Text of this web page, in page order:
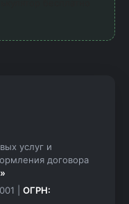
услуг и
договора
| ОГРН: